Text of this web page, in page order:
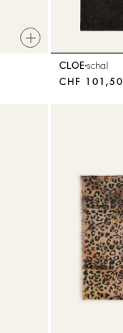
CLOE schal
CHF 101,50